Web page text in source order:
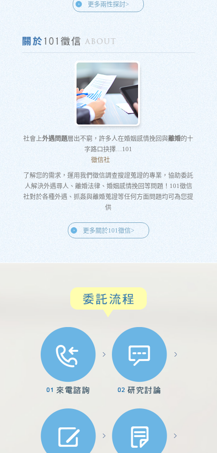
更多兩性探討>
社會上外遇問題層出不窮，許多人在婚姻感情挽回與離婚的十
字路口抉擇…101
徵信社
了解您的需求，運用我們徵信調查搜證蒐證的專業，協助委託
人解決外遇尋人、離婚法律、婚姻感情挽回等問題！101徵信
社對於各種外遇、抓姦與離婚蒐證等任何方面問題均可為您提
供
更多關於101徵信>